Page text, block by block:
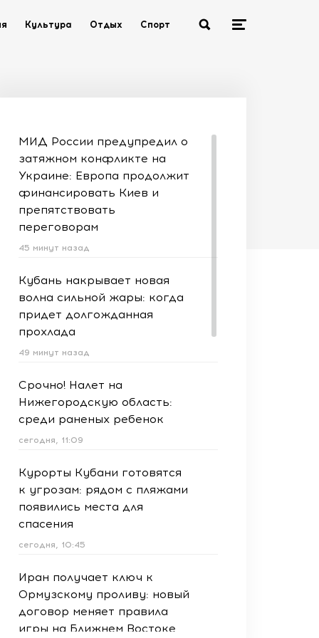
Культура Отдых Спорт
МИД России предупредил о
затяжном конфликте на
Украине: Европа продолжит
финансировать Киев и
препятствовать
переговорам
45 минут назад
Кубань накрывает новая
волна сильной жары: когда
придет долгожданная
прохлада
49 минут назад
Срочно! Налет на
Нижегородскую область:
среди раненых ребенок
сегодня, 11:09
Курорты Кубани готовятся
к угрозам: рядом с пляжами
появились места для
спасения
сегодня, 10:45
Иран получает ключ к
Ормузскому проливу: новый
договор меняет правила
игры на Ближнем Востоке